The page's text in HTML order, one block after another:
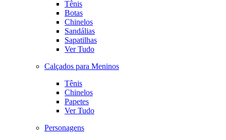
Tênis
Botas
Chinelos
Sandálias
Sapatilhas
Ver Tudo
Calçados para Meninos
Tênis
Chinelos
Papetes
Ver Tudo
Personagens